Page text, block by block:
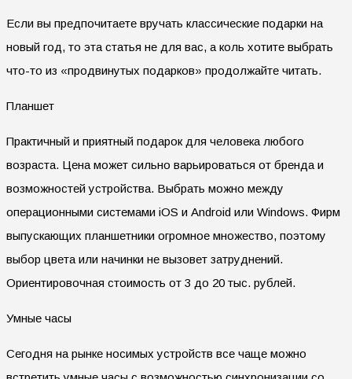
Если вы предпочитаете вручать классические подарки на
новый год, то эта статья не для вас, а коль хотите выбрать
что-то из «продвинутых подарков» продолжайте читать.
Планшет
Практичный и приятный подарок для человека любого
возраста. Цена может сильно варьироваться от бренда и
возможностей устройства. Выбрать можно между
операционными системами iOS и Android или Windows. Фирм
выпускающих планшетники огромное множество, поэтому
выбор цвета или начинки не вызовет затруднений.
Ориентировочная стоимость от 3 до 20 тыс. рублей.
Умные часы
Сегодня на рынке носимых устройств все чаще можно